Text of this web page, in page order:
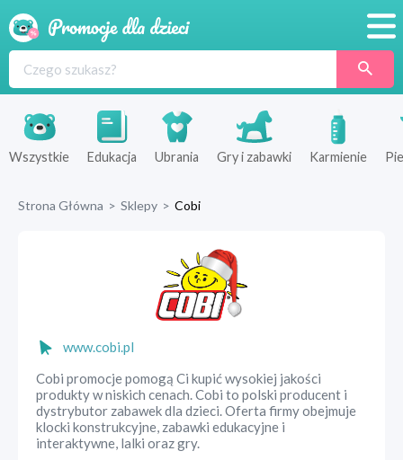
Produkty
Sklepy
Wszystkie Edukacja Ubrania Gry i zabawki Karmienie
Strona Główna > Sklepy > Cobi
www.cobi.pl
Cobi promocje pomogą Ci kupić wysokiej jakości
produkty w niskich cenach. Cobi to polski producent i
dystrybutor zabawek dla dzieci. Oferta firmy obejmuje
klocki konstrukcyjne, zabawki edukacyjne i
interaktywne, lalki oraz gry.